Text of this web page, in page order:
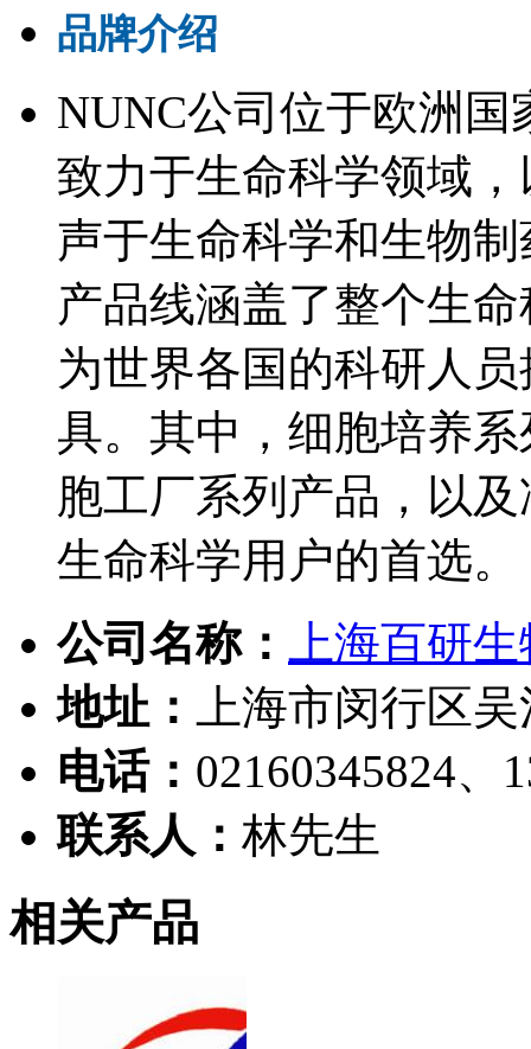
品牌介绍
NUNC公司位于欧洲国
致力于生命科学领域
声于生命科学和生物
产品线涵盖了整个生
为世界各国的科研人
具。其中，细胞培养
胞工厂系列产品，以
生命科学用户的首选。
公司名称：
上海百研
地址：
上海市闵行区
电话： 02160345824、
联系人： 林先生
相关产品